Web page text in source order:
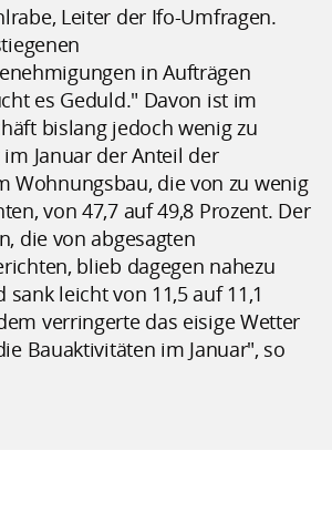
Leiter der Ifo-Umfragen.
in Aufträgen
es Geduld." Davon ist im
bislang jedoch wenig zu
Januar der Anteil der
Wohnungsbau, die von zu wenig
von 47,7 auf 49,8 Prozent. Der
die von abgesagten
blieb dagegen nahezu
leicht von 11,5 auf 11,1
verringerte das eisige Wetter
Bauaktivitäten im Januar", so